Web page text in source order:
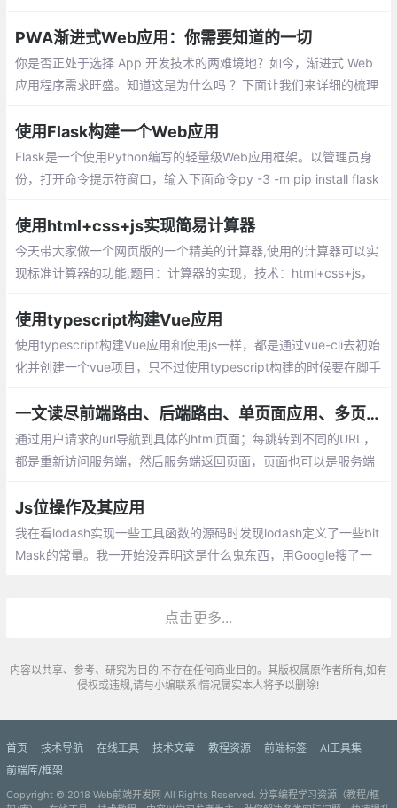
PWA渐进式Web应用：你需要知道的一切
你是否正处于选择 App 开发技术的两难境地？如今，渐进式 Web
应用程序需求旺盛。知道这是为什么吗 ？下面让我们来详细的梳理
化
使用Flask构建一个Web应用
Flask是一个使用Python编写的轻量级Web应用框架。以管理员身
份，打开命令提示符窗口，输入下面命令py -3 -m pip install flask
使用html+css+js实现简易计算器
今天带大家做一个网页版的一个精美的计算器,使用的计算器可以实
现标准计算器的功能,题目：计算器的实现，技术：html+css+js，
下，复制即可使用
使用typescript构建Vue应用
使用typescript构建Vue应用和使用js一样，都是通过vue-cli去初始
化并创建一个vue项目，只不过使用typescript构建的时候要在脚手
ue项目发生了一些变化:
一文读尽前端路由、后端路由、单页面应用、多页面应用
通过用户请求的url导航到具体的html页面；每跳转到不同的URL，
都是重新访问服务端，然后服务端返回页面，页面也可以是服务端
TML，然后由前端js再去请求数据
Js位操作及其应用
我在看lodash实现一些工具函数的源码时发现lodash定义了一些bit
Mask的常量。我一开始没弄明这是什么鬼东西，用Google搜了一
点击更多...
内容以共享、参考、研究为目的,不存在任何商业目的。其版权属原作者所有,如有
侵权或违规,请与小编联系!情况属实本人将予以删除!
首页 技术导航 在线工具 技术文章 教程资源 前端标签
AI工具集
前端库/框架